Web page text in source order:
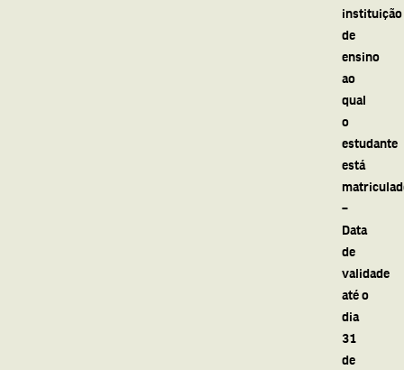
instituição
de
ensino
ao
qual
o
estudante
está
–
Data
de
validade
até o
dia
31
de